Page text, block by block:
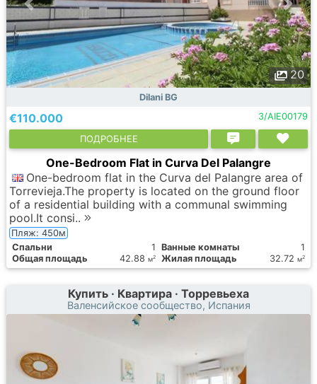
20
Dilani BG
€110.000 3/AIE00179
ПОДРОБНЕЕ
One-Bedroom Flat in Curva Del Palangre
One-bedroom flat in the Curva del Palangre area of
Torrevieja.The property is located on the ground floor
of a residential building with a communal swimming
pool.It consi..
Пляж: 450м
Спальни
1 Ванные комнаты
1
Общая площадь
42.88 м2 Жилая площадь 32.72 м2
Купить · Квартира · Торревьеха
Валенсийское сообщество, Испания